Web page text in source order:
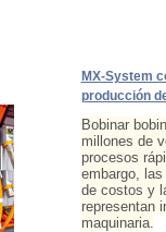
MX-System
producción
Bobinar
millones de
procesos
embargo,
de costos y
representan
maquinaria.